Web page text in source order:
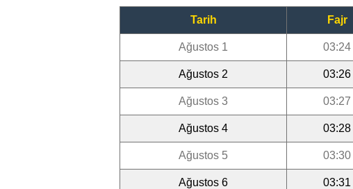
Tarih Fajr
Ağustos 1 03:24
Ağustos 2 03:26
Ağustos 3 03:27
Ağustos 4 03:28
Ağustos 5 03:30
Ağustos 6 03:31